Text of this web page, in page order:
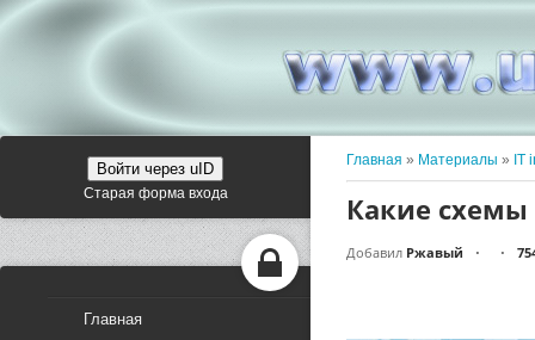
Войти через uID
Старая форма входа
Главная
Главная » Материалы » IT
Какие
Добавил Ржавый • •